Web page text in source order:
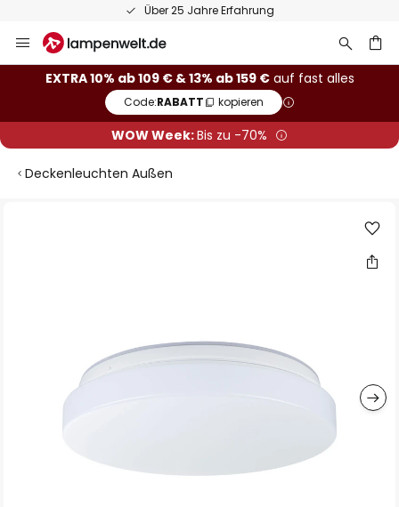
Über 25 Jahre Erfahrung
Inhalt
springen
EXTRA 10% ab 109 € & 13% ab 159 €auf fast alles
Code:RABATT kopieren
WOW Week:Bis zu -70%
Deckenleuchten Außen